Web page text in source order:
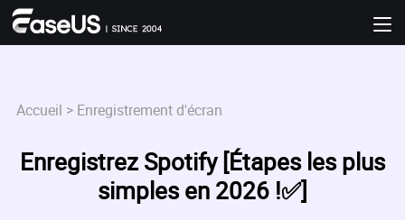
Accueil > Enregistrement d'écran
Enregistrez Spotify [Étapes les plus
simples en 2026 !✅]